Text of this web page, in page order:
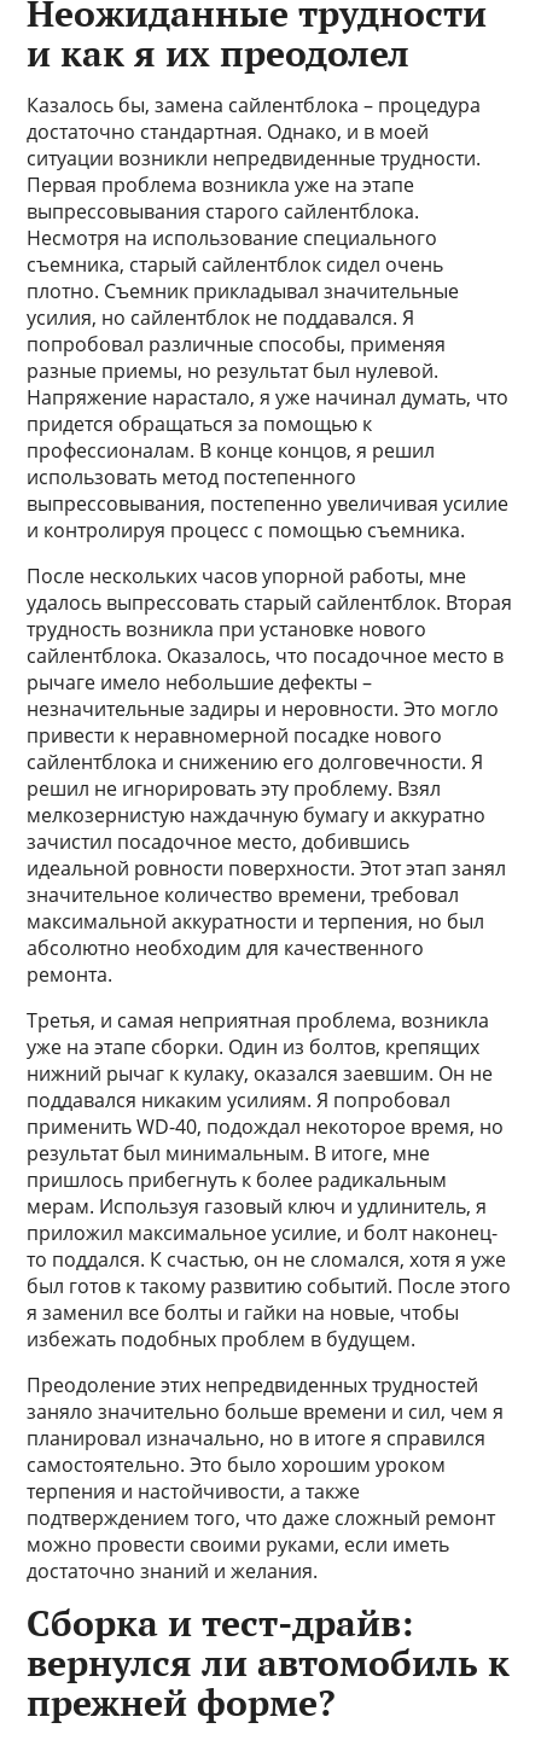
Неожиданные трудности
и как я их преодолел
Казалось бы, замена сайлентблока – процедура
достаточно стандартная. Однако, и в моей
ситуации возникли непредвиденные трудности.
Первая проблема возникла уже на этапе
выпрессовывания старого сайлентблока.
Несмотря на использование специального
съемника, старый сайлентблок сидел очень
плотно. Съемник прикладывал значительные
усилия, но сайлентблок не поддавался. Я
попробовал различные способы, применяя
разные приемы, но результат был нулевой.
Напряжение нарастало, я уже начинал думать, что
придется обращаться за помощью к
профессионалам. В конце концов, я решил
использовать метод постепенного
выпрессовывания, постепенно увеличивая усилие
и контролируя процесс с помощью съемника.
После нескольких часов упорной работы, мне
удалось выпрессовать старый сайлентблок. Вторая
трудность возникла при установке нового
сайлентблока. Оказалось, что посадочное место в
рычаге имело небольшие дефекты –
незначительные задиры и неровности. Это могло
привести к неравномерной посадке нового
сайлентблока и снижению его долговечности. Я
решил не игнорировать эту проблему. Взял
мелкозернистую наждачную бумагу и аккуратно
зачистил посадочное место, добившись
идеальной ровности поверхности. Этот этап занял
значительное количество времени, требовал
максимальной аккуратности и терпения, но был
абсолютно необходим для качественного
ремонта.
Третья, и самая неприятная проблема, возникла
уже на этапе сборки. Один из болтов, крепящих
нижний рычаг к кулаку, оказался заевшим. Он не
поддавался никаким усилиям. Я попробовал
применить WD-40, подождал некоторое время, но
результат был минимальным. В итоге, мне
пришлось прибегнуть к более радикальным
мерам. Используя газовый ключ и удлинитель, я
приложил максимальное усилие, и болт наконец-
то поддался. К счастью, он не сломался, хотя я уже
был готов к такому развитию событий. После этого
я заменил все болты и гайки на новые, чтобы
избежать подобных проблем в будущем.
Преодоление этих непредвиденных трудностей
заняло значительно больше времени и сил, чем я
планировал изначально, но в итоге я справился
самостоятельно. Это было хорошим уроком
терпения и настойчивости, а также
подтверждением того, что даже сложный ремонт
можно провести своими руками, если иметь
достаточно знаний и желания.
Сборка и тест-драйв:
вернулся ли автомобиль к
прежней форме?